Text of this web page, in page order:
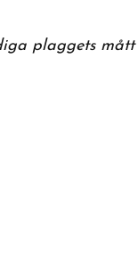
plaggets mått